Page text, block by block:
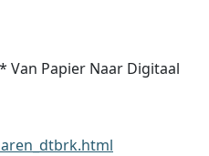
Van Papier Naar Digitaal